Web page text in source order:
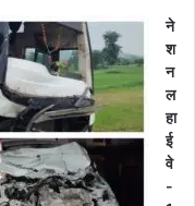
ने
श
न
ल
हा
ई
वे
-